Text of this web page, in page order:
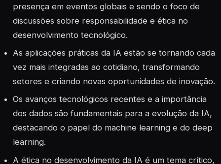
presença em eventos globais e sendo o foco de
discussões sobre responsabilidade e ética no
desenvolvimento tecnológico.
As aplicações práticas da IA estão se tornando cada
vez mais integradas ao cotidiano, transformando
setores e criando novas oportunidades de inovação.
Os avanços tecnológicos recentes e a importância
dos dados são fundamentais para a evolução da IA,
destacando o papel do machine learning e do deep
learning.
A ética no desenvolvimento da IA é um tema crítico,